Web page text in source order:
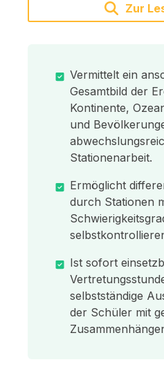
Zur
Vermittelt ein
Gesamtbild der
Kontinente,
und
Stationenarbeit.
Ermöglicht
durch Stationen
Ist sofort
selbstständige
der Schüler mit